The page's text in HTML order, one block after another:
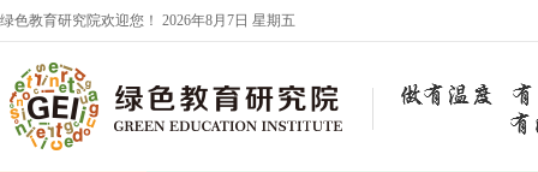
绿色教育研究院欢迎您！ 2026年8月7日 星期五